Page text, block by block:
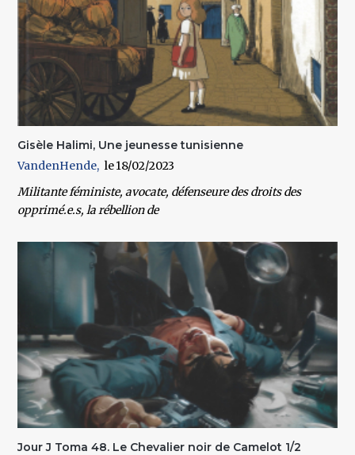
Gisèle Halimi, Une jeunesse tunisienne
VandenHende
18/02/2023
Militante féministe, avocate, défenseure des droits des
opprimé.e.s, la rébellion de
Jour J Toma 48. Le Chevalier noir de Camelot 1/2